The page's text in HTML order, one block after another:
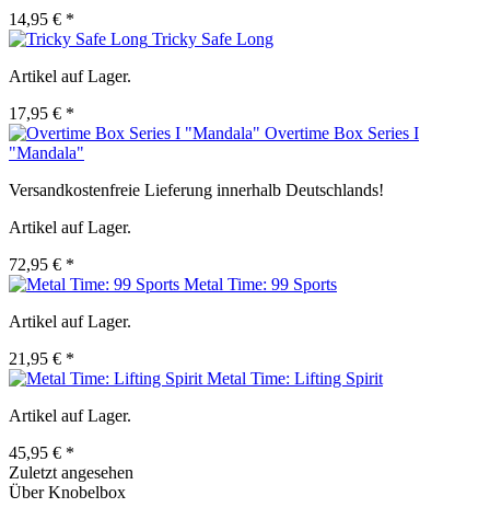
14,95 € *
Tricky Safe Long
Artikel auf Lager.
17,95 € *
Overtime Box Series I
"Mandala"
Versandkostenfreie Lieferung innerhalb Deutschlands!
Artikel auf Lager.
72,95 € *
Metal Time: 99 Sports
Artikel auf Lager.
21,95 € *
Metal Time: Lifting Spirit
Artikel auf Lager.
45,95 € *
Zuletzt angesehen
Über Knobelbox